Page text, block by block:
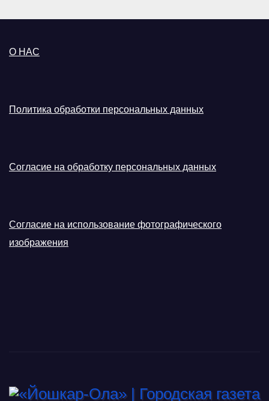
О НАС
Политика обработки персональных данных
Согласие на обработку персональных данных
Согласие на использование фотографического
изображения